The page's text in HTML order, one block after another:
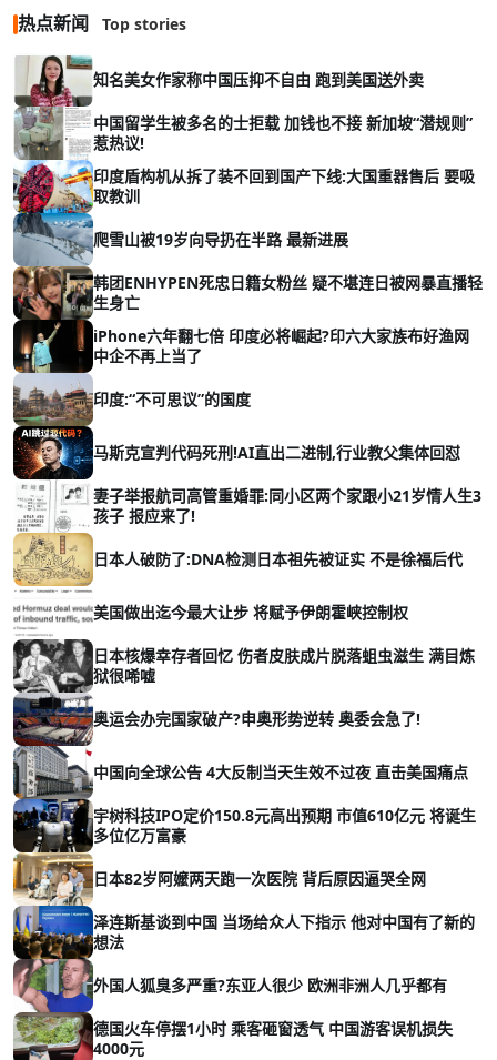
热点新闻 Top stories
知名美女作家称中国压抑不自由 跑到美国送外卖
中国留学生被多名的士拒载 加钱也不接 新加坡“潜规则”
惹热议!
印度盾构机从拆了装不回到国产下线:大国重器售后 要吸
取教训
爬雪山被19岁向导扔在半路 最新进展
韩团ENHYPEN死忠日籍女粉丝 疑不堪连日被网暴直播轻
生身亡
iPhone六年翻七倍 印度必将崛起?印六大家族布好渔网
中企不再上当了
印度:“不可思议”的国度
马斯克宣判代码死刑!AI直出二进制,行业教父集体回怼
妻子举报航司高管重婚罪:同小区两个家跟小21岁情人生3
孩子 报应来了!
日本人破防了:DNA检测日本祖先被证实 不是徐福后代
美国做出迄今最大让步 将赋予伊朗霍峡控制权
日本核爆幸存者回忆 伤者皮肤成片脱落蛆虫滋生 满目炼
狱很唏嘘
奥运会办完国家破产?申奥形势逆转 奥委会急了!
中国向全球公告 4大反制当天生效不过夜 直击美国痛点
宇树科技IPO定价150.8元高出预期 市值610亿元 将诞生
多位亿万富豪
日本82岁阿嬤两天跑一次医院 背后原因逼哭全网
泽连斯基谈到中国 当场给众人下指示 他对中国有了新的
想法
外国人狐臭多严重?东亚人很少 欧洲非洲人几乎都有
德国火车停摆1小时 乘客砸窗透气 中国游客误机损失
4000元